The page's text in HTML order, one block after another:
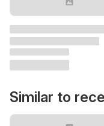
Similar to